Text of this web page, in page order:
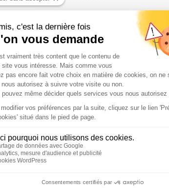
de Bernard Tapie,toujours
dans l'affaire de l'arbitrage controversé de
près de 3 semaines devant la 11e
voix, est attendu cet après-midi, après
faits. Il encourt à cinq ans de prison et
Le président Algérien Abdelaziz Bouteflika,